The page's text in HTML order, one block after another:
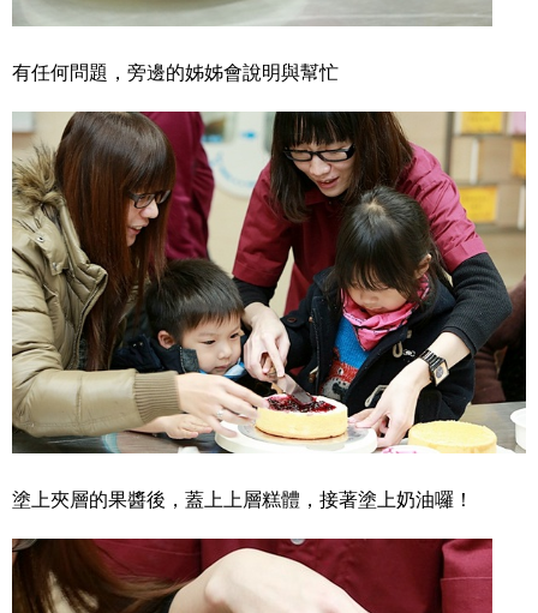
有任何問題，旁邊的姊姊會說明與幫忙
塗上夾層的果醬後，蓋上上層糕體，接著塗上奶油囉！